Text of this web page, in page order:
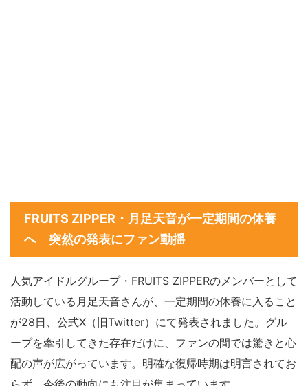
FRUITS ZIPPER・月足天音が一定期間の休養
へ 突然の発表にファン動揺
人気アイドルグループ・FRUITS ZIPPERのメンバーとして
活動している月足天音さんが、一定期間の休養に入ること
が28日、公式X（旧Twitter）にて発表されました。グル
ープを牽引してきた存在だけに、ファンの間では驚きと心
配の声が広がっています。明確な復帰時期は明言されてお